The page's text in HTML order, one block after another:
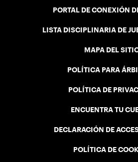
PORTAL DE CONEXIÓN
LISTA DISCIPLINARIA DE
MAPA DEL
POLÍTICA PARA
POLÍTICA DE
ENCUENTRA TU
DECLARACIÓN DE
POLÍTICA DE